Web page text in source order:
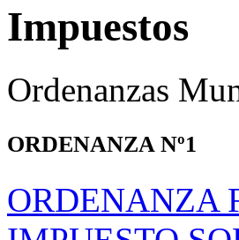
Impuestos
Ordenanzas
ORDENANZA Nº1
ORDENANZA